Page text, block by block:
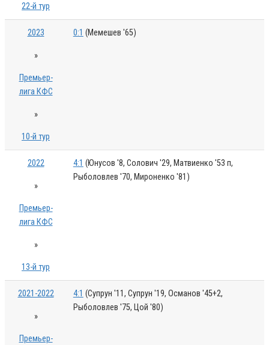
22-й тур
2023
»
Премьер-
лига КФС
»
10-й тур
0:1 (Мемешев '65)
2022
»
Премьер-
лига КФС
»
13-й тур
4:1 (Юнусов '8, Солович '29, Матвиенко '53 п,
Рыболовлев '70, Мироненко '81)
2021-2022
»
Премьер-
4:1 (Супрун '11, Супрун '19, Османов '45+2,
Рыболовлев '75, Цой '80)